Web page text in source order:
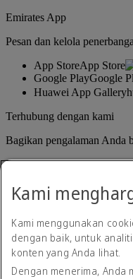
Emirates App
Pesan dan kelola
App StoreApp Store
Google PlayGoogle
Huawei App Gallery
Terhubung dengan kami
Bagikan pengalaman Anda
Pernyataan aksesibilitas
Kami
Kami menggunakan
dengan baik, untuk
konten yang Anda lihat.
Dengan menerima, Anda